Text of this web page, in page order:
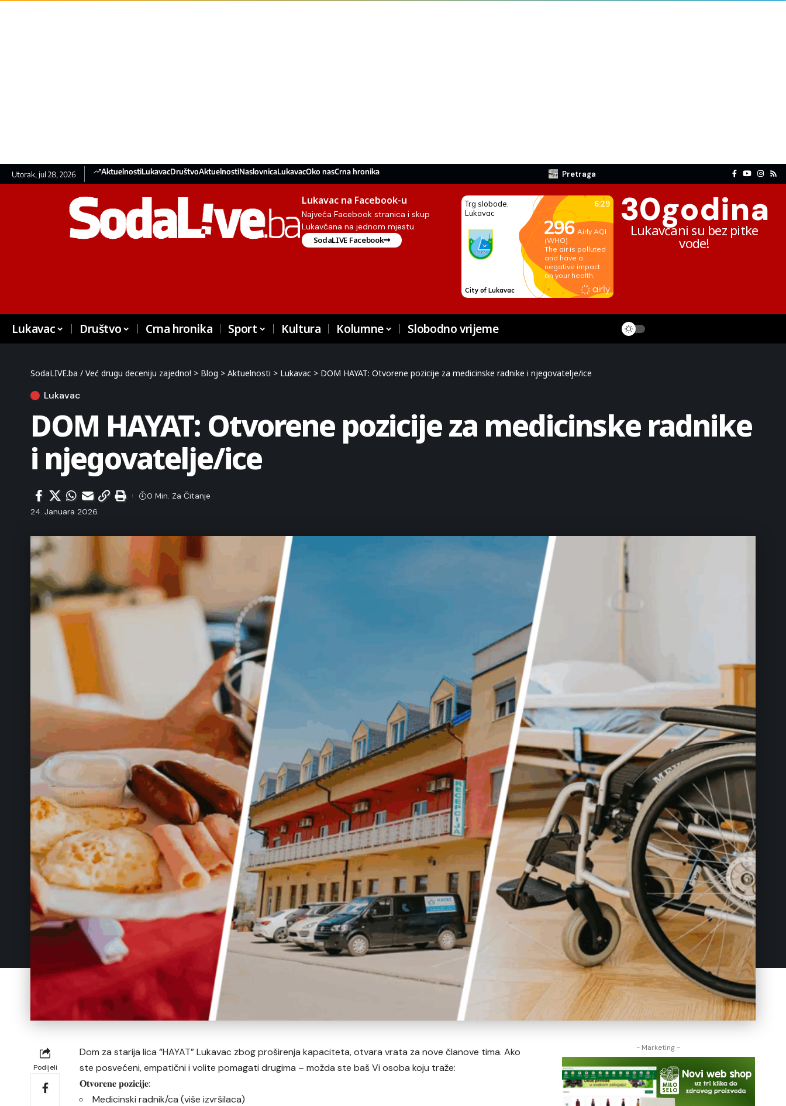
Utorak, jul 28, 2026 AktuelnostiLukavacDruštvoAktuelnostiNaslovnicaLukavacOko nasCrna hronika Pretraga
Lukavac na Facebook-u
Najveća Facebook stranica i skup
Lukavčana na jednom mjestu.
SodaLIVE Facebook
30godina
Lukavčani su bez pitke
vode!
Lukavac Društvo Crna hronika Sport Kultura Kolumne Slobodno vrijeme
SodaLIVE.ba / Već drugu deceniju zajedno! > Blog > Aktuelnosti > Lukavac > DOM HAYAT: Otvorene pozicije za medicinske radnike i njegovatelje/ice
Lukavac
DOM HAYAT: Otvorene pozicije za medicinske radnike
i njegovatelje/ice
24. Januara 2026.
0 Min. Za Čitanje
Podijeli
Dom za starija lica “HAYAT” Lukavac zbog proširenja kapaciteta, otvara vrata za nove članove tima. Ako
ste posvećeni, empatični i volite pomagati drugima – možda ste baš Vi osoba koju traže:
𝐎𝐭𝐯𝐨𝐫𝐞𝐧𝐞 𝐩𝐨𝐳𝐢𝐜𝐢𝐣𝐞:
Medicinski radnik/ca (više izvršilaca)
- Marketing -